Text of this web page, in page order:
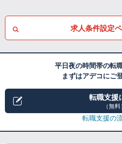
求人条件設定
平日夜の時間帯の転
まずはアデコにご
転職支援
（無料
転職支援の